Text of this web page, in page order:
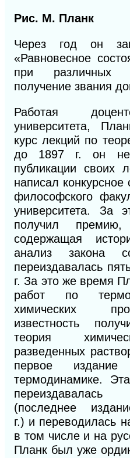
Рис. М. Планк
Через год он
«Равновесное
при различных
получение звания
Работая
университета,
курс лекций по
до 1897 г. он не
публикации своих
написал
философского
университета. За
получил
содержащая
анализ закона
переиздавалась
г. За это же время
работ по
химических
известность
теория
разведенных
первое
термодинамике.
(последнее
г.) и переводилась
в том числе и на
Планк был уже